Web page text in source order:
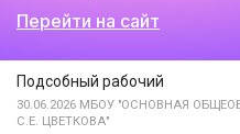
Перейти на сайт
Подсобный рабочий
30.06.2026 МБОУ "ОСНОВНАЯ
С.Е. ЦВЕТКОВА"